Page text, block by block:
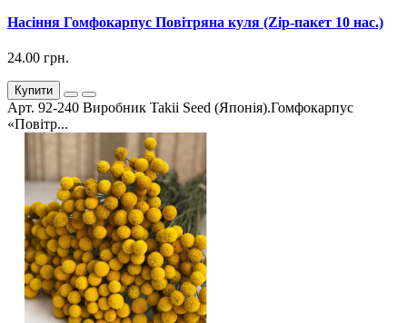
Насіння Гомфокарпус Повітряна куля (Zip-пакет 10 нас.)
24.00 грн.
Купити
Арт. 92-240 Виробник Takii Seed (Японія).Гомфокарпус
«Повітр...